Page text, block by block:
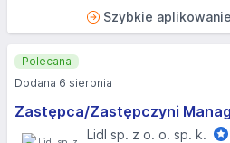
Szybkie aplikowanie
Zastępca/Zastępczyni
Lidl sp. z o. o. sp. k.
Polecana
Dodana 6 sierpnia